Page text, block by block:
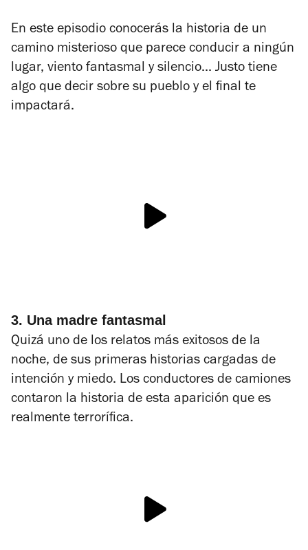
En este episodio conocerás la historia de un
camino misterioso que parece conducir a ningún
lugar, viento fantasmal y silencio... Justo tiene
algo que decir sobre su pueblo y el final te
impactará.
3. Una madre fantasmal
Quizá uno de los relatos más exitosos de la
noche, de sus primeras historias cargadas de
intención y miedo. Los conductores de camiones
contaron la historia de esta aparición que es
realmente terrorífica.